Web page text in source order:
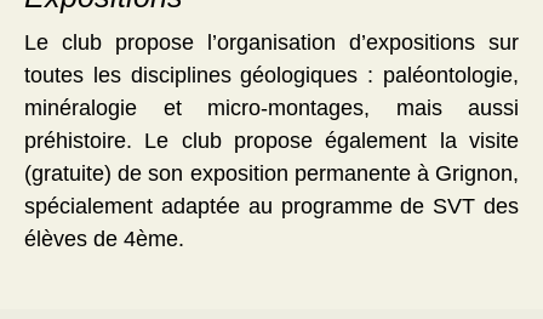
Le club propose l’organisation d’expositions sur
toutes les disciplines géologiques : paléontologie,
minéralogie et micro-montages, mais aussi
préhistoire. Le club propose également la visite
(gratuite) de son exposition permanente à Grignon,
spécialement adaptée au programme de SVT des
élèves de 4ème.